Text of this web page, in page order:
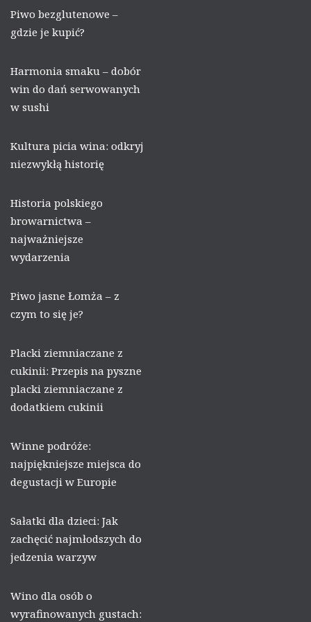
Piwo bezglutenowe –
gdzie je kupić?
Harmonia smaku – dobór
win do dań serwowanych
w sushi
Kultura picia wina: odkryj
niezwykłą historię
Historia polskiego
browarnictwa –
najważniejsze
wydarzenia
Piwo jasne Łomża – z
czym to się je?
Placki ziemniaczane z
cukinii: Przepis na pyszne
placki ziemniaczane z
dodatkiem cukinii
Winne podróże:
najpiękniejsze miejsca do
degustacji w Europie
Sałatki dla dzieci: Jak
zachęcić najmłodszych do
jedzenia warzyw
Wino dla osób o
wyrafinowanych gustach: